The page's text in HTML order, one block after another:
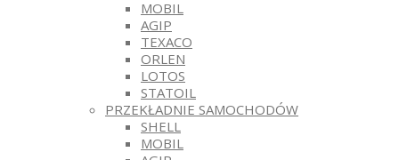
MOBIL
AGIP
TEXACO
ORLEN
LOTOS
STATOIL
PRZEKŁADNIE SAMOCHODÓW
SHELL
MOBIL